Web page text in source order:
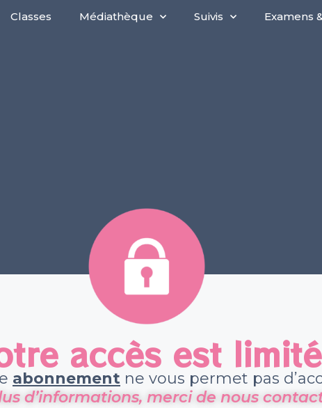
Classes Médiathèque Suivis Examens
accès est limité
abonnement ne vous permet pas
d’informations, merci de nous